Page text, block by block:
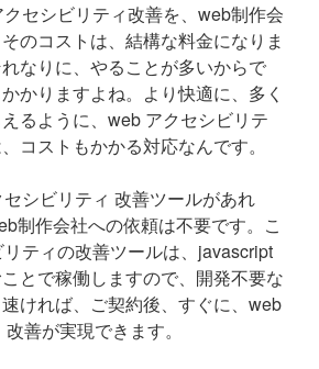
セシビリティ改善を、web制作会
のコストは、結構な料金になりま
なりに、やることが多いからで
かりますよね。より快適に、多く
るように、web アクセシビリテ
コストもかかる対応なんです。
シビリティ 改善ツールがあれ
制作会社への依頼は不要です。こ
ティの改善ツールは、javascript
とで稼働しますので、開発不要な
ければ、ご契約後、すぐに、web
善が実現できます。